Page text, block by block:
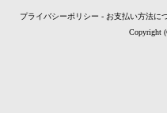
プライバシーポリシー - お支払い方法に
Copyright